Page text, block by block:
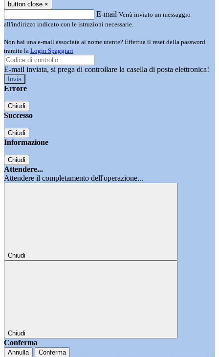
button close ×
E-mail Verrà inviato un messaggio
all'indirizzo indicato con le istruzioni necessarie.
Non hai una e-mail associata al nome utente? Effettua il reset della password
tramite la Login Spaggiari
E-mail inviata, si prega di controllare la casella di posta elettronica!
Errore
Chiudi
Successo
Chiudi
Informazione
Chiudi
Attendere...
Attendere il completamento dell'operazione...
Chiudi
Chiudi
Conferma
Annulla Conferma